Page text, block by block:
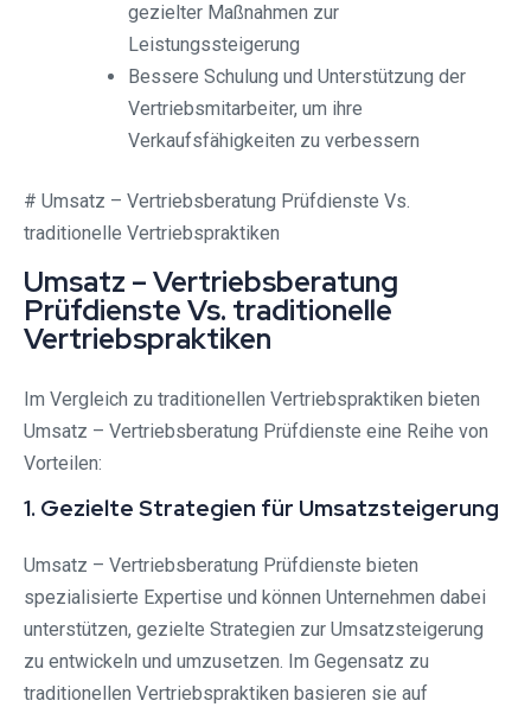
gezielter Maßnahmen zur
Leistungssteigerung
Bessere Schulung und Unterstützung der
Vertriebsmitarbeiter, um ihre
Verkaufsfähigkeiten zu verbessern
# Umsatz – Vertriebsberatung Prüfdienste Vs.
traditionelle Vertriebspraktiken
Umsatz – Vertriebsberatung
Prüfdienste Vs. traditionelle
Vertriebspraktiken
Im Vergleich zu traditionellen Vertriebspraktiken bieten
Umsatz – Vertriebsberatung Prüfdienste eine Reihe von
Vorteilen:
1. Gezielte Strategien für Umsatzsteigerung
Umsatz – Vertriebsberatung Prüfdienste bieten
spezialisierte Expertise und können Unternehmen dabei
unterstützen, gezielte Strategien zur Umsatzsteigerung
zu entwickeln und umzusetzen. Im Gegensatz zu
traditionellen Vertriebspraktiken basieren sie auf